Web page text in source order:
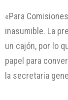
«Para
inasumible. La
un cajón, por lo
papel para
la secretaria